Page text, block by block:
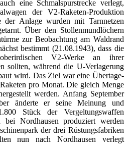
eine Schmalspurstrecke verlegt,
der V2-Raketen-Produktion
der Anlage wurden mit Tarnnetzen
Über den Stollenmundlöchern
zur Beobachtung am Waldrand
bestimmt (21.08.1943), dass die
V2-Werke an ihrer
sollten, während die U-Verlagerung
wird. Das Ziel war eine Übertage-
pro Monat. Die gleich Menge
werden. Anfang September
änderte er seine Meinung und
Stück der Vergeltungswaffen
bei Nordhausen produziert werden
der drei Rüstungsfabriken
nun nach Nordhausen verlegt